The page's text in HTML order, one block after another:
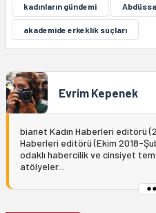
kadınların gündemi
akademide erkeklik suçları
Evrim Kepenek
bianet Kadın Haberleri editörü
Haberleri editörü (Ekim 2018-
odaklı habercilik ve cinsiyet
atölyeler...